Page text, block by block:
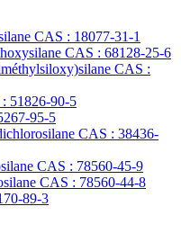
CAS : 18077-31-1
CAS : 68128-25-6
CAS :
51826-90-5
95-5
CAS : 38436-
CAS : 78560-45-9
CAS : 78560-44-8
89-3